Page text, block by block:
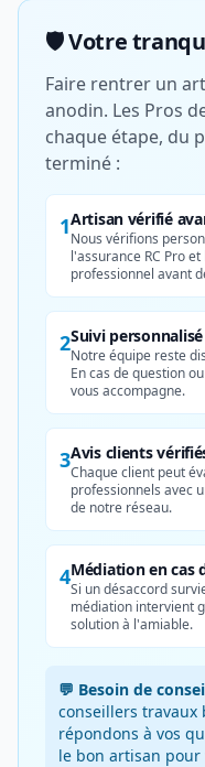
🛡️ Votre
Faire rentrer un
anodin. Les Pros
chaque étape, du
terminé :
1Artisan vérifié
Nous vérifions
l'assurance RC Pro
professionnel avant
2Suivi
Notre équipe reste
En cas de question
vous accompagne.
3Avis clients
Chaque client peut
professionnels avec
de notre réseau.
4Médiation en cas
Si un désaccord
médiation intervient
solution à l'amiable.
💬 Besoin de
conseillers travaux
répondons à vos
le bon artisan